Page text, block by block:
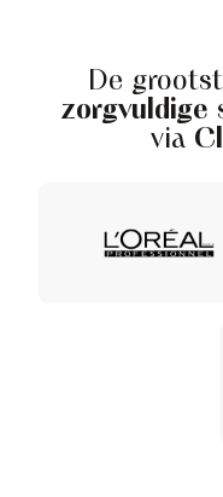
De
zorgvuldige
via